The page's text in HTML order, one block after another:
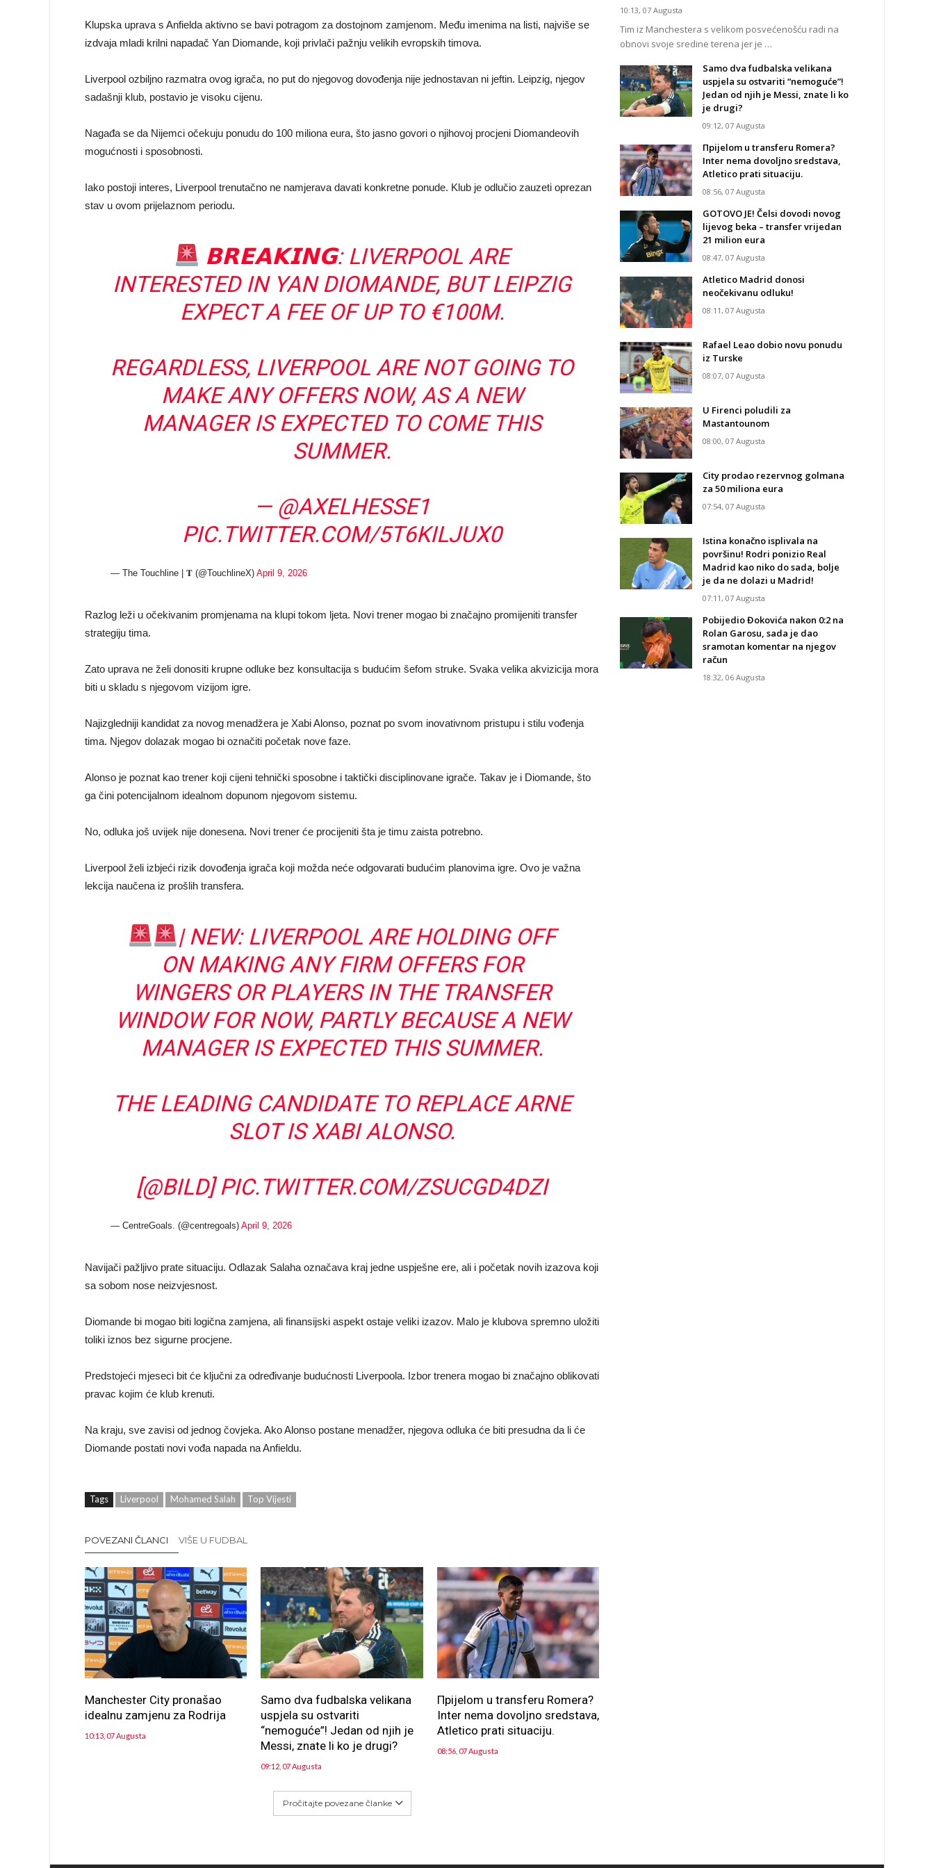
Klupska uprava s Anfielda aktivno se bavi potragom za dostojnom zamjenom. Među imenima na listi, najviše se
izdvaja mladi krilni napadač Yan Diomande, koji privlači pažnju velikih evropskih timova.
Liverpool ozbiljno razmatra ovog igrača, no put do njegovog dovođenja nije jednostavan ni jeftin. Leipzig, njegov
sadašnji klub, postavio je visoku cijenu.
Nagađa se da Nijemci očekuju ponudu do 100 miliona eura, što jasno govori o njihovoj procjeni Diomandeovih
mogućnosti i sposobnosti.
Iako postoji interes, Liverpool trenutačno ne namjerava davati konkretne ponude. Klub je odlučio zauzeti oprezan
stav u ovom prijelaznom periodu.
𝗕𝗥𝗘𝗔𝗞𝗜𝗡𝗚: LIVERPOOL ARE
INTERESTED IN YAN DIOMANDE, BUT LEIPZIG
EXPECT A FEE OF UP TO €100M.
REGARDLESS, LIVERPOOL ARE NOT GOING TO
MAKE ANY OFFERS NOW, AS A NEW
MANAGER IS EXPECTED TO COME THIS
SUMMER.
— @AXELHESSE1
PIC.TWITTER.COM/5T6KILJUX0
— The Touchline | 𝐓 (@TouchlineX) April 9, 2026
Razlog leži u očekivanim promjenama na klupi tokom ljeta. Novi trener mogao bi značajno promijeniti transfer
strategiju tima.
Zato uprava ne želi donositi krupne odluke bez konsultacija s budućim šefom struke. Svaka velika akvizicija mora
biti u skladu s njegovom vizijom igre.
Najizgledniji kandidat za novog menadžera je Xabi Alonso, poznat po svom inovativnom pristupu i stilu vođenja
tima. Njegov dolazak mogao bi označiti početak nove faze.
Alonso je poznat kao trener koji cijeni tehnički sposobne i taktički disciplinovane igrače. Takav je i Diomande, što
ga čini potencijalnom idealnom dopunom njegovom sistemu.
No, odluka još uvijek nije donesena. Novi trener će procijeniti šta je timu zaista potrebno.
Liverpool želi izbjeći rizik dovođenja igrača koji možda neće odgovarati budućim planovima igre. Ovo je važna
lekcija naučena iz prošlih transfera.
| NEW: LIVERPOOL ARE HOLDING OFF
ON MAKING ANY FIRM OFFERS FOR
WINGERS OR PLAYERS IN THE TRANSFER
WINDOW FOR NOW, PARTLY BECAUSE A NEW
MANAGER IS EXPECTED THIS SUMMER.
THE LEADING CANDIDATE TO REPLACE ARNE
SLOT IS XABI ALONSO.
[@BILD]PIC.TWITTER.COM/ZSUCGD4DZI
— CentreGoals. (@centregoals) April 9, 2026
Navijači pažljivo prate situaciju. Odlazak Salaha označava kraj jedne uspješne ere, ali i početak novih izazova koji
sa sobom nose neizvjesnost.
Diomande bi mogao biti logična zamjena, ali finansijski aspekt ostaje veliki izazov. Malo je klubova spremno uložiti
toliki iznos bez sigurne procjene.
Predstojeći mjeseci bit će ključni za određivanje budućnosti Liverpoola. Izbor trenera mogao bi značajno oblikovati
pravac kojim će klub krenuti.
Na kraju, sve zavisi od jednog čovjeka. Ako Alonso postane menadžer, njegova odluka će biti presudna da li će
Diomande postati novi vođa napada na Anfieldu.
Tags Liverpool Mohamed Salah Top Vijesti
POVEZANI ČLANCI VIŠE U FUDBAL
Manchester City pronašao
idealnu zamjenu za Rodrija
10:13, 07 Augusta
Samo dva fudbalska velikana
uspjela su ostvariti
“nemoguće”! Jedan od njih je
Messi, znate li ko je drugi?
09:12, 07 Augusta
Прijelom u transferu Romera?
Inter nema dovoljno sredstava,
Atletico prati situaciju.
08:56, 07 Augusta
Pročitajte povezane članke
10:13, 07 Augusta
Tim iz Manchestera s velikom posvećenošću radi na
obnovi svoje sredine terena jer je …
Samo dva fudbalska velikana
uspjela su ostvariti “nemoguće”!
Jedan od njih je Messi, znate li ko
je drugi?
09:12, 07 Augusta
Прijelom u transferu Romera?
Inter nema dovoljno sredstava,
Atletico prati situaciju.
08:56, 07 Augusta
GOTOVO JE! Čelsi dovodi novog
lijevog beka – transfer vrijedan
21 milion eura
08:47, 07 Augusta
Atletico Madrid donosi
neočekivanu odluku!
08:11, 07 Augusta
Rafael Leao dobio novu ponudu
iz Turske
08:07, 07 Augusta
U Firenci poludili za
Mastantounom
08:00, 07 Augusta
City prodao rezervnog golmana
za 50 miliona eura
07:54, 07 Augusta
Istina konačno isplivala na
površinu! Rodri ponizio Real
Madrid kao niko do sada, bolje
je da ne dolazi u Madrid!
07:11, 07 Augusta
Pobijedio Đokovića nakon 0:2 na
Rolan Garosu, sada je dao
sramotan komentar na njegov
račun
18:32, 06 Augusta